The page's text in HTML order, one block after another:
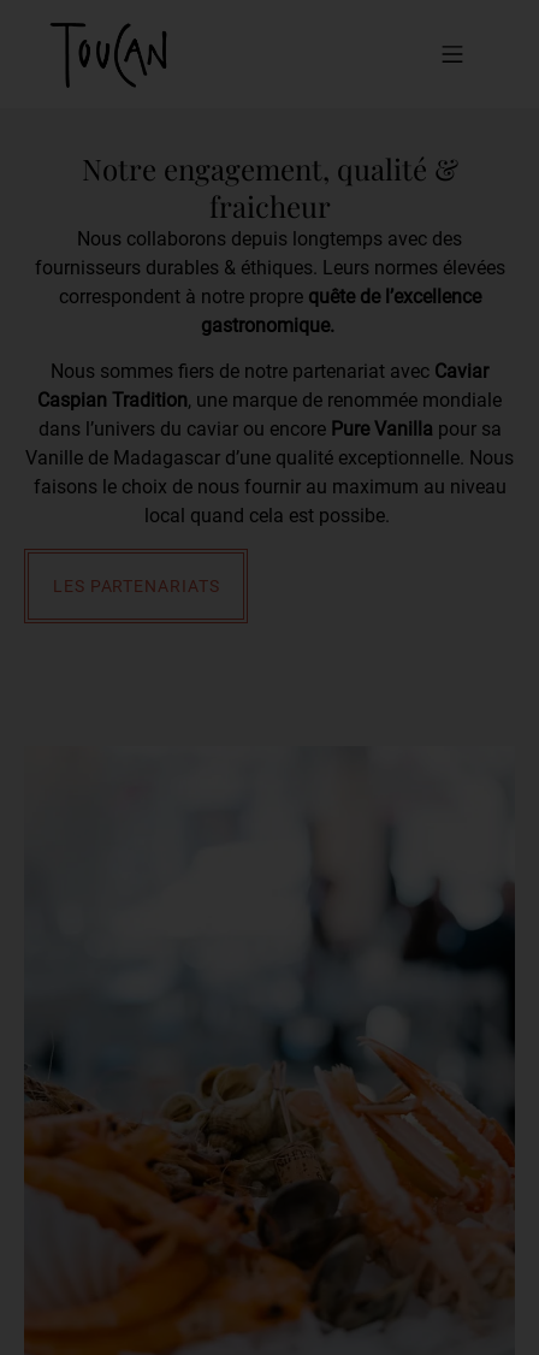
Notre engagement, qualité &
fraicheur
Nous collaborons depuis longtemps avec des
fournisseurs durables & éthiques. Leurs normes élevées
correspondent à notre propre quête de l’excellence
gastronomique.
Nous sommes fiers de notre partenariat avec Caviar
Caspian Tradition, une marque de renommée mondiale
dans l’univers du caviar ou encorePure Vanilla pour sa
Vanille de Madagascar d’une qualité exceptionnelle. Nous
faisons le choix de nous fournir au maximum au niveau
local quand cela est possibe.
LES PARTENARIATS